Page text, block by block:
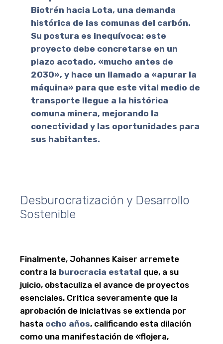
Biotrén hacia Lota, una demanda
histórica de las comunas del carbón.
Su postura es inequívoca: este
proyecto debe concretarse en un
plazo acotado, «mucho antes de
2030», y hace un llamado a «apurar la
máquina» para que este vital medio de
transporte llegue a la histórica
comuna minera, mejorando la
conectividad y las oportunidades para
sus habitantes.
Desburocratización y Desarrollo
Sostenible
Finalmente, Johannes Kaiser arremete
contra la burocracia estatal que, a su
juicio, obstaculiza el avance de proyectos
esenciales. Critica severamente que la
aprobación de iniciativas se extienda por
hasta ocho años, calificando esta dilación
como una manifestación de «flojera,